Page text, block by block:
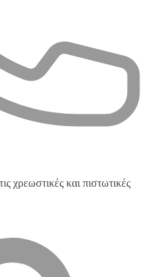
χρεωστικές και πιστωτικές